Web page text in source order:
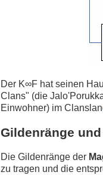
Der K∞F hat seinen
Clans" (die
Einwohner) im
Gildenränge
Die Gildenränge der
zu tragen und die